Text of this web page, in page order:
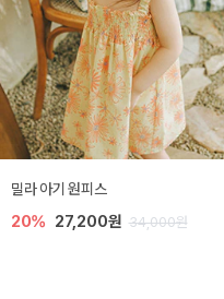
밀라 아기 원피스
20% 27,200원 34,000원